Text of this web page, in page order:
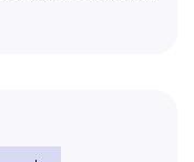
vkladem, které i
na několik
kontext